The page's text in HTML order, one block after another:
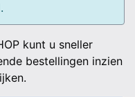
kunt u sneller
bestellingen inzien